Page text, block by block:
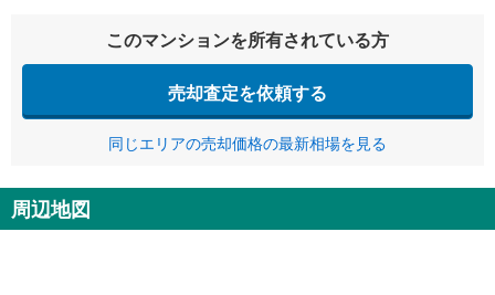
このマンションを所有されている方
売却査定を依頼する
同じエリアの売却価格の最新相場を見る
周辺地図